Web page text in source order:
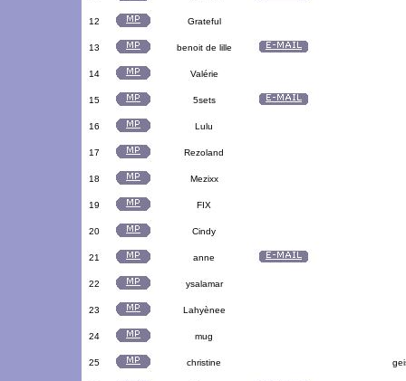
12 Grateful
13 benoit de lille
14 Valérie
15 5sets
16 Lulu
17 Rezoland
18 Mezixx
19 FIX
20 Cindy
21 anne
22 ysalamar
23 Lahyènee
24 mug
25 christine